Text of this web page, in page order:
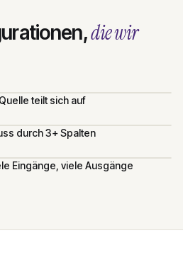
die wir
teilt sich auf
durch 3+ Spalten
Eingänge, viele Ausgänge